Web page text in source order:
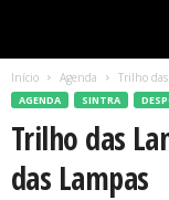
Início Agenda Trilho das
AGENDA SINTRA
Trilho das
das Lampas